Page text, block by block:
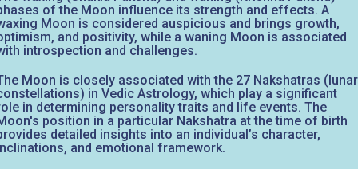
of the Moon influence its strength and effects. A
Moon is considered auspicious and brings growth,
and positivity, while a waning Moon is associated
introspection and challenges.
Moon is closely associated with the 27 Nakshatras (lunar
in Vedic Astrology, which play a significant
in determining personality traits and life events. The
position in a particular Nakshatra at the time of birth
detailed insights into an individual’s character,
and emotional framework.